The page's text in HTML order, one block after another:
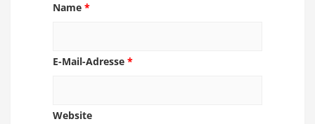
Name *
E-Mail-Adresse *
Website